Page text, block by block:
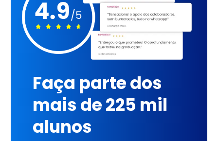
Faça parte dos
mais de 225 mil
alunos